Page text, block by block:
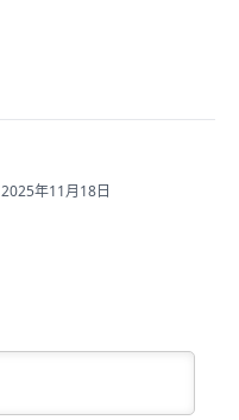
2025年11月18日